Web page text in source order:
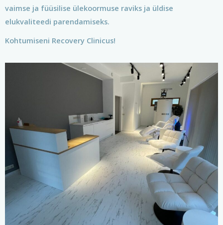
vaimse ja füüsilise ülekoormuse raviks ja üldise
elukvaliteedi parendamiseks.
Kohtumiseni Recovery Clinicus!